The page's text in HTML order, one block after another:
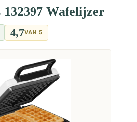
132397 Wafelijzer
4,7VAN 5